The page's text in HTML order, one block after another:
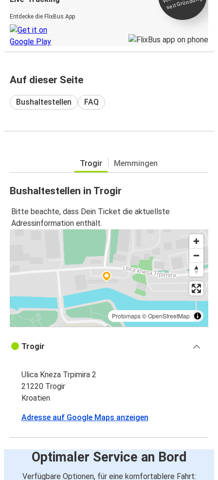
Entdecke die FlixBus App
Auf dieser Seite
Bushaltestellen FAQ
Trogir Memmingen
Bushaltestellen in Trogir
Bitte beachte, dass Dein Ticket die aktuellste
Adressinformation enthält.
Protomaps©OpenStreetMap
Trogir
Ulica Kneza Trpimira 2
21220 Trogir
Kroatien
Adresse auf Google Maps anzeigen
Optimaler Service an Bord
Verfügbare Optionen, für eine komfortablere Fahrt: